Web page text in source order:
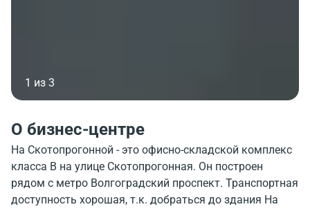
1 из 3
О бизнес-центре
На Скотопрогонной - это офисно-складской комплекс
класса B на улице Скотопрогонная. Он построен
рядом с метро Волгоградский проспект. Транспортная
доступность хорошая, т.к. добраться до здания На